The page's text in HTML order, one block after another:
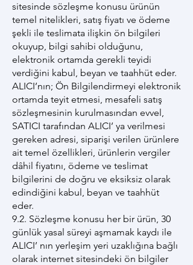
sitesinde sözleşme konusu ürünün
temel nitelikleri, satış fiyatı ve ödeme
şekli ile teslimata ilişkin ön bilgileri
okuyup, bilgi sahibi olduğunu,
elektronik ortamda gerekli teyidi
verdiğini kabul, beyan ve taahhüt eder.
ALICI’nın; Ön Bilgilendirmeyi elektronik
ortamda teyit etmesi, mesafeli satış
sözleşmesinin kurulmasından evvel,
SATICI tarafından ALICI’ ya verilmesi
gereken adresi, siparişi verilen ürünlere
ait temel özellikleri, ürünlerin vergiler
dâhil fiyatını, ödeme ve teslimat
bilgilerini de doğru ve eksiksiz olarak
edindiğini kabul, beyan ve taahhüt
eder.
9.2. Sözleşme konusu her bir ürün, 30
günlük yasal süreyi aşmamak kaydı ile
ALICI’ nın yerleşim yeri uzaklığına bağlı
olarak internet sitesindeki ön bilgiler